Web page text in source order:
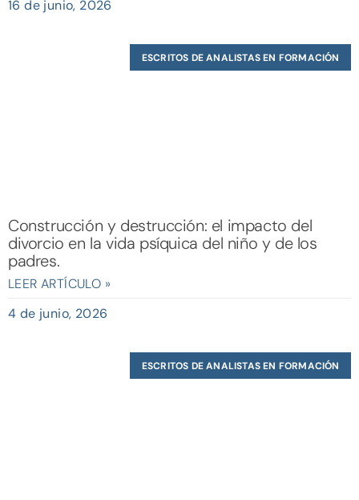
16 de junio, 2026
ESCRITOS DE ANALISTAS EN FORMACIÓN
Construcción y destrucción: el impacto del
divorcio en la vida psíquica del niño y de los
padres.
LEER ARTÍCULO »
4 de junio, 2026
ESCRITOS DE ANALISTAS EN FORMACIÓN